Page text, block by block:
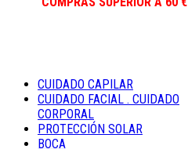
CUIDADO CAPILAR
CUIDADO FACIAL . CUIDADO
CORPORAL
PROTECCIÓN SOLAR
BOCA